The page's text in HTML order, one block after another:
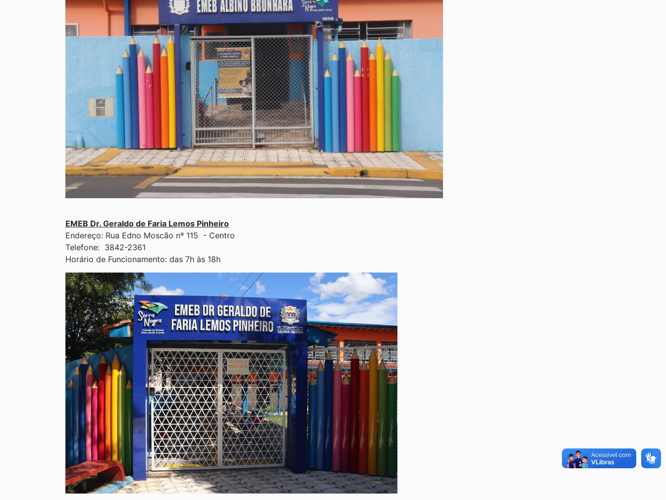
EMEB Dr. Geraldo de Faria Lemos Pinheiro
Endereço: Rua Edno Moscão nº 115 - Centro
Telefone: 3842-2361
Horário de Funcionamento: das 7h às 18h